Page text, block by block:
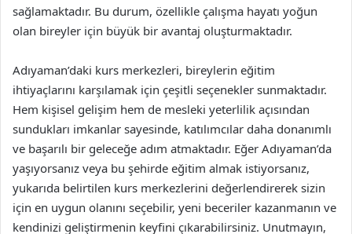
sağlamaktadır. Bu durum, özellikle çalışma hayatı yoğun
olan bireyler için büyük bir avantaj oluşturmaktadır.
Adıyaman’daki kurs merkezleri, bireylerin eğitim
ihtiyaçlarını karşılamak için çeşitli seçenekler sunmaktadır.
Hem kişisel gelişim hem de mesleki yeterlilik açısından
sundukları imkanlar sayesinde, katılımcılar daha donanımlı
ve başarılı bir geleceğe adım atmaktadır. Eğer Adıyaman’da
yaşıyorsanız veya bu şehirde eğitim almak istiyorsanız,
yukarıda belirtilen kurs merkezlerini değerlendirerek sizin
için en uygun olanını seçebilir, yeni beceriler kazanmanın ve
kendinizi geliştirmenin keyfini çıkarabilirsiniz. Unutmayın,